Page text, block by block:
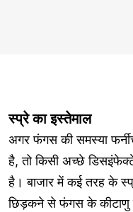
स्प्रे का इस्तेमाल
अगर फंगस की समस्या
है, तो किसी अच्छे
है। बाजार में कई तरह के
छिड़कने से फंगस के कीटाणु